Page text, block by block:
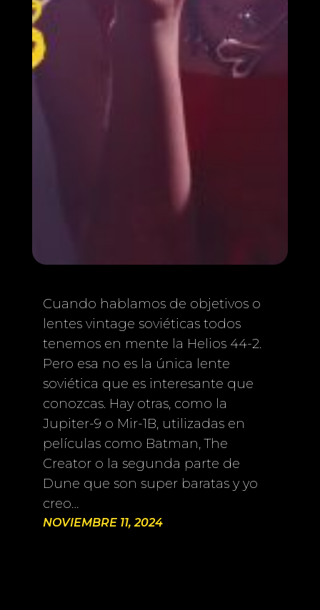
Cuando hablamos de objetivos o
lentes vintage soviéticas todos
tenemos en mente la Helios 44-2.
Pero esa no es la única lente
soviética que es interesante que
conozcas. Hay otras, como la
Jupiter-9 o Mir-1B, utilizadas en
películas como Batman, The
Creator o la segunda parte de
Dune que son super baratas y yo
creo…
NOVIEMBRE 11, 2024